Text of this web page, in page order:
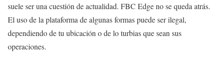
suele ser una cuestión de actualidad. FBC Edge no se queda atrás.
El uso de la plataforma de algunas formas puede ser ilegal,
dependiendo de tu ubicación o de lo turbias que sean sus
operaciones.